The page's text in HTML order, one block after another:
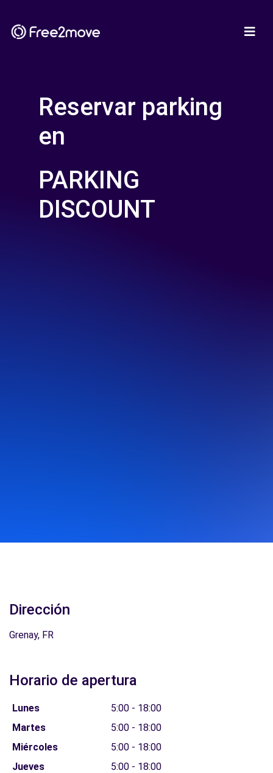
Reservar parking
en
PARKING
DISCOUNT
Dirección
Grenay, FR
Horario de apertura
Lunes
5:00 - 18:00
Martes
5:00 - 18:00
Miércoles
5:00 - 18:00
Jueves
5:00 - 18:00